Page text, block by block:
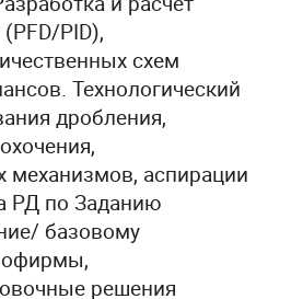
PID),
схем
Технологический
дробления,
механизмов, аспирации
РД по Заданию
базовому
решения